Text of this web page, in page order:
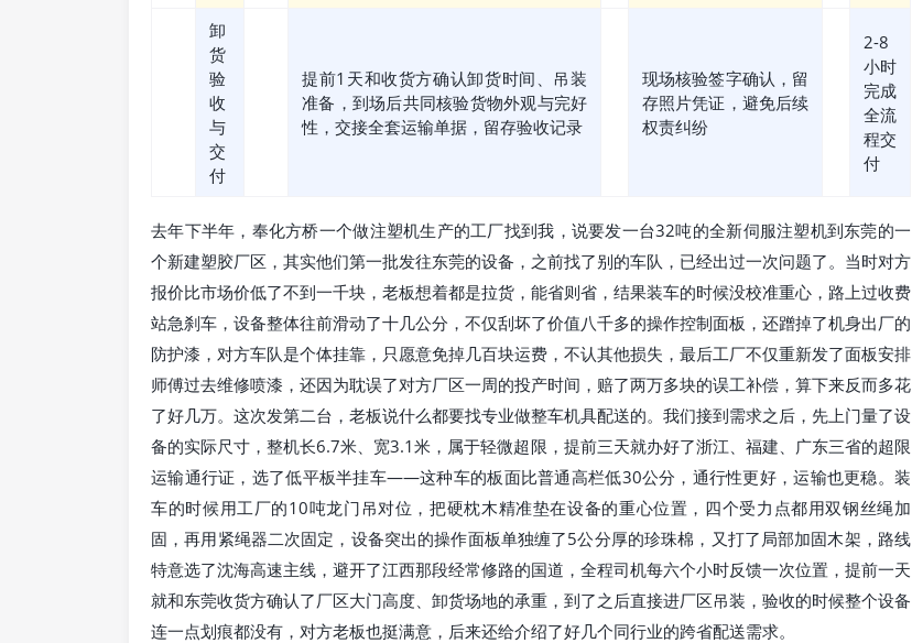
卸
货
验
收
与
交
付
提前1天和收货方确认卸货时间、吊装
准备，到场后共同核验货物外观与完好
性，交接全套运输单据，留存验收记录
现场核验签字确认，留
存照片凭证，避免后续
权责纠纷
2-8
小时
完成
全流
程交
付
去年下半年，奉化方桥一个做注塑机生产的工厂找到我，说要发一台32吨的全新伺服注塑机到东莞的一
个新建塑胶厂区，其实他们第一批发往东莞的设备，之前找了别的车队，已经出过一次问题了。当时对方
报价比市场价低了不到一千块，老板想着都是拉货，能省则省，结果装车的时候没校准重心，路上过收费
站急刹车，设备整体往前滑动了十几公分，不仅刮坏了价值八千多的操作控制面板，还蹭掉了机身出厂的
防护漆，对方车队是个体挂靠，只愿意免掉几百块运费，不认其他损失，最后工厂不仅重新发了面板安排
师傅过去维修喷漆，还因为耽误了对方厂区一周的投产时间，赔了两万多块的误工补偿，算下来反而多花
了好几万。这次发第二台，老板说什么都要找专业做整车机具配送的。我们接到需求之后，先上门量了设
备的实际尺寸，整机长6.7米、宽3.1米，属于轻微超限，提前三天就办好了浙江、福建、广东三省的超限
运输通行证，选了低平板半挂车——这种车的板面比普通高栏低30公分，通行性更好，运输也更稳。装
车的时候用工厂的10吨龙门吊对位，把硬枕木精准垫在设备的重心位置，四个受力点都用双钢丝绳加
固，再用紧绳器二次固定，设备突出的操作面板单独缠了5公分厚的珍珠棉，又打了局部加固木架，路线
特意选了沈海高速主线，避开了江西那段经常修路的国道，全程司机每六个小时反馈一次位置，提前一天
就和东莞收货方确认了厂区大门高度、卸货场地的承重，到了之后直接进厂区吊装，验收的时候整个设备
连一点划痕都没有，对方老板也挺满意，后来还给介绍了好几个同行业的跨省配送需求。